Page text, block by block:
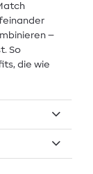
–
So
die wie